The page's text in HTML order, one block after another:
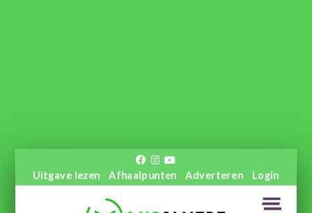
Uitgave lezen Afhaalpunten Adverteren Login